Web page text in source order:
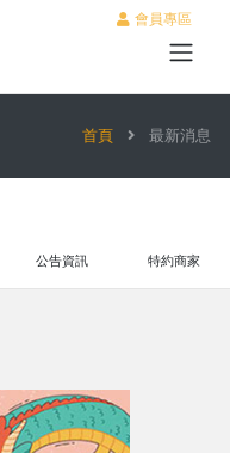
會員專區
首頁 最新消息
公告資訊 特約商家